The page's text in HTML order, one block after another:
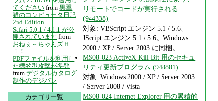
リモートでコードが実行される
(944338)
対象: VBScript エンジン 5.1 / 5.6、
JScript エンジン 5.1 / 5.6。Windows
2000 / XP / Server 2003 に同梱。
MS08-023 ActiveX Kill Bit 用のセキュ
リティ更新プログラム (948881)
対象: Windows 2000 / XP / Server 2003
/ Server 2008 / Vista
MS08-024 Internet Explorer 用の累積的
てください from 黒翼
猫のコンピュータ日記
2nd Edition
Safari 5.0.1 / 4.1.1 が公
開されています from
おねぇ～ちゃんズＨ
ｉ！
PDFファイルを利用し
た標的型攻撃が多発
from デジタルカタログ
制作のデジパン
カテゴリ一覧